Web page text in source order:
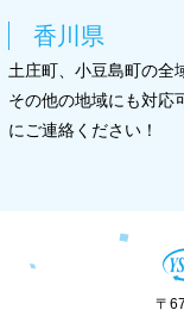
香川県
土庄町、小豆島町の全
その他の地域にも対応
にご連絡ください！
〒